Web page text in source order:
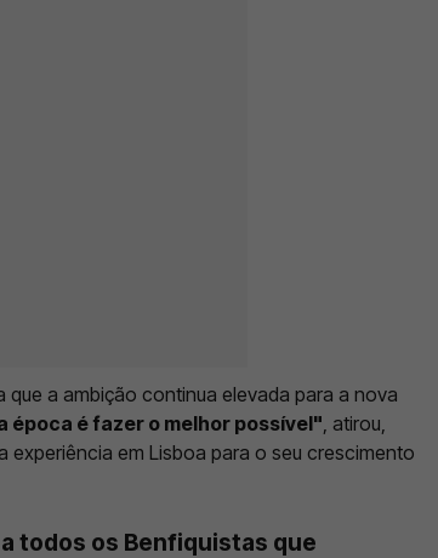
a ambição continua elevada para a nova
época é fazer o melhor possível" , atirou,
em Lisboa para o seu crescimento
todos os Benfiquistas que